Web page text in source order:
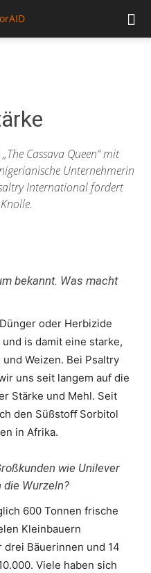
Cassava Queen“ mit
Unternehmerin
International fördert
bekannt. Was macht
oder Herbizide
is damit eine starke,
Weizen. Bei Psaltry
uns seit langem auf die
Stärke und Mehl. Seit
den Süßstoﬀ Sorbitol
in Afrika.
wie Unilever
die Wurzeln?
600 Tonnen frische
Kleinbauern
drei Bäuerinnen und 14
Viele haben sich